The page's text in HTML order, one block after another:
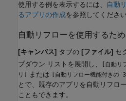
使用する例を表示するには、
自動
るアプリの作成を参照してください
自動リフローを使用するた
[キャンバス] タブの [ファイル] セ
プダウン リストを展開し、
[自動リ
リ]
または [自動リフロー機能付きの
とで、既存のアプリを自動リフロ
こともできます。